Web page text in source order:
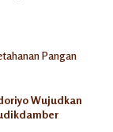
Wujudkan